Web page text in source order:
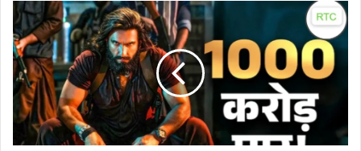
Dhruvandar
2
Box
Office
Collection
:
धुरंधर
2
7